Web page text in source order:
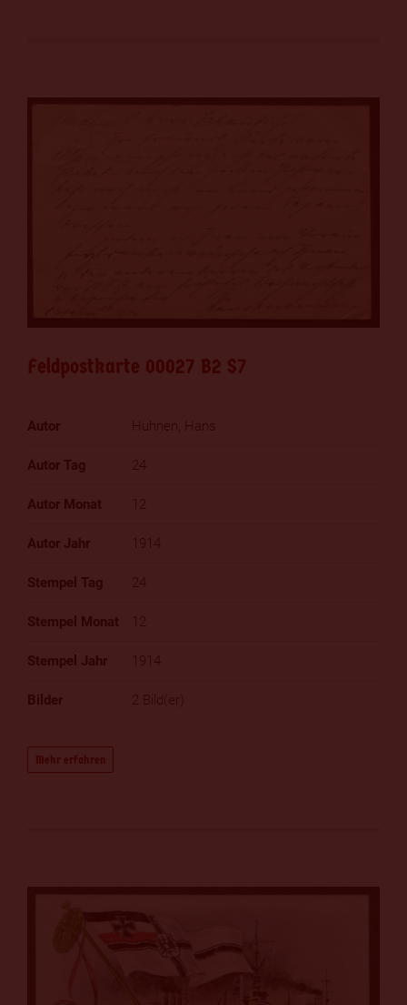
Feldpostkarte 00027 B2 S7
Huhnen, Hans
24
12
1914
24
12
1914
2 Bild(er)
Mehr erfahren